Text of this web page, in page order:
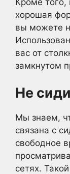
хорошая
вы можете
вас от
замкнутом
Не
Мы знаем,
связана с
свободное
сетях.